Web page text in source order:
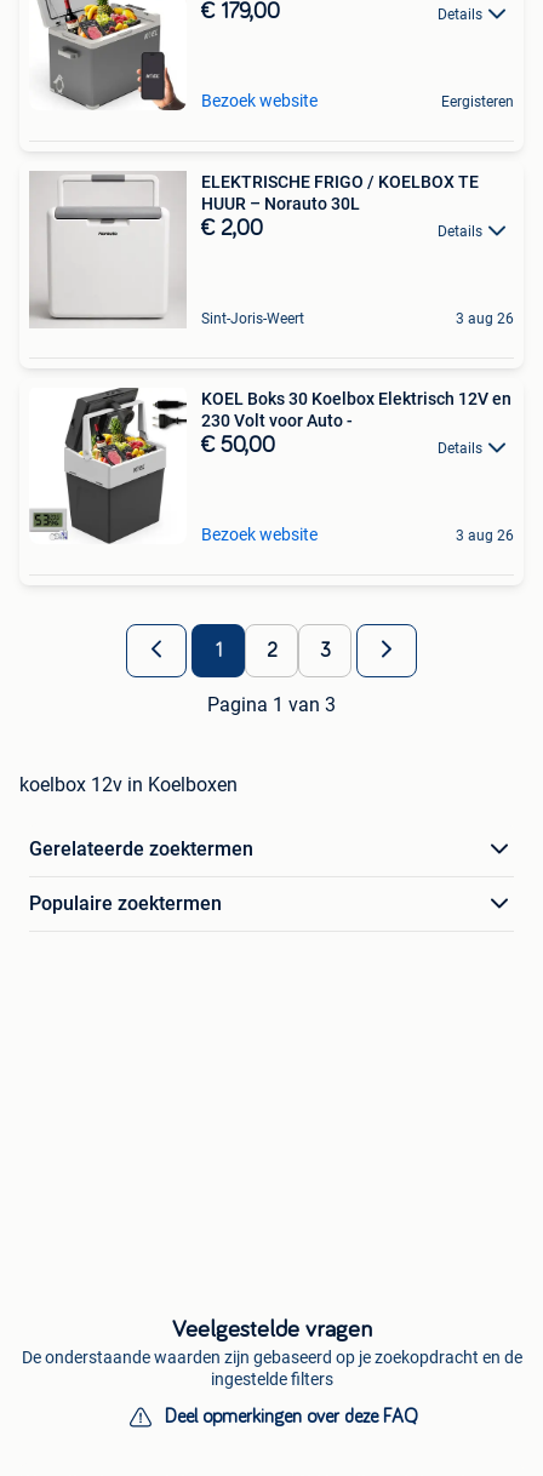
€ 179,00 Details
Bezoek website Eergisteren
ELEKTRISCHE FRIGO / KOELBOX TE
HUUR – Norauto 30L
€ 2,00 Details
Sint-Joris-Weert 3 aug 26
KOEL Boks 30 Koelbox Elektrisch 12V en
230 Volt voor Auto -
€ 50,00 Details
Bezoek website 3 aug 26
1 2 3
Pagina 1 van 3
koelbox 12v in Koelboxen
Gerelateerde zoektermen
Populaire zoektermen
Veelgestelde vragen
De onderstaande waarden zijn gebaseerd op je zoekopdracht en de
ingestelde filters
Deel opmerkingen over deze FAQ